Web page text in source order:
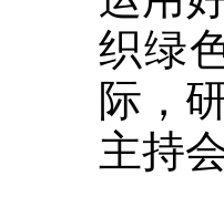
织绿
际，
主持